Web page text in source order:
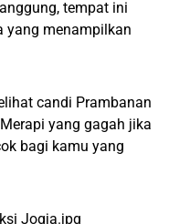
tempat ini
yang menampilkan
candi Prambanan
yang gagah jika
bagi kamu yang